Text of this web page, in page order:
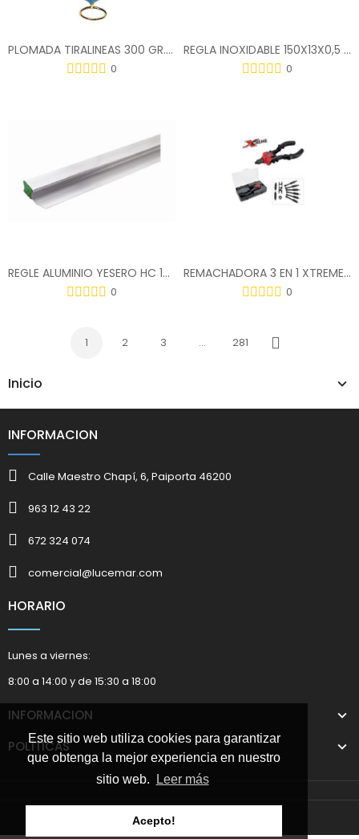
Este sitio web utiliza cookies para garantizar
que obtenga la mejor experiencia en nuestro
sitio web.
Leer más
Acepto!
Inicio
PLOMADA TIRALINEAS 300 GR. GIGANTE 55623
0
REGLA INOXIDABLE 150X13X0,5 31-024
0
REGLE ALUMINIO YESERO HC 125 305HC1
0
REMACHADORA 3 EN 1 XTREME HASTA M10-6,4MM
0
1 2 3 … 281
Siguiente
INFORMACION
Calle Maestro Chapí, 6, Paiporta 46200
963 12 43 22
672 324 074
comercial@lucemar.com
HORARIO
Lunes a viernes:
8:00 a 14:00 y de 15:30 a 18:00
INFORMACION
POLÍTICAS
2025 © Marketing Suministros Lucemar